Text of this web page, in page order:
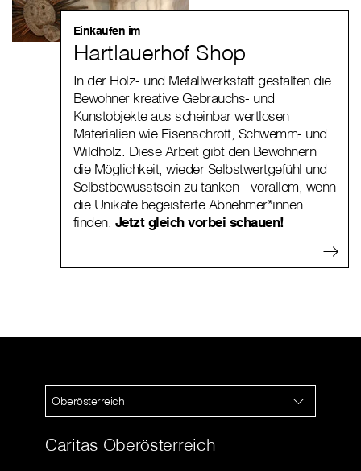
Einkaufen im
Hartlauerhof Shop
In der Holz- und Metallwerkstatt gestalten die
Bewohner kreative Gebrauchs- und
Kunstobjekte aus scheinbar wertlosen
Materialien wie Eisenschrott, Schwemm- und
Wildholz. Diese Arbeit gibt den Bewohnern
die Möglichkeit, wieder Selbstwertgefühl und
Selbstbewusstsein zu tanken - vorallem, wenn
die Unikate begeisterte Abnehmer*innen
finden. Jetzt gleich vorbei schauen!
Oberösterreich
Caritas Oberösterreich